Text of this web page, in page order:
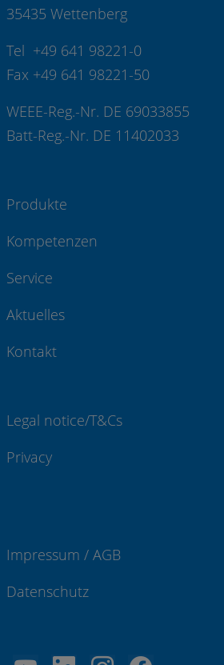
35435 Wettenberg
Tel +49 641 98221-0
Fax +49 641 98221-50
WEEE-Reg.-Nr. DE 69033855
Batt-Reg.-Nr. DE 11402033
Produkte
Kompetenzen
Service
Aktuelles
Kontakt
Legal notice/T&Cs
Privacy
Impressum / AGB
Datenschutz